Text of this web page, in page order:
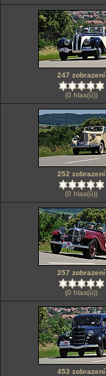
247 zobrazení
(0 hlas(ů))
252 zobrazení
(0 hlas(ů))
257 zobrazení
(0 hlas(ů))
453 zobrazení